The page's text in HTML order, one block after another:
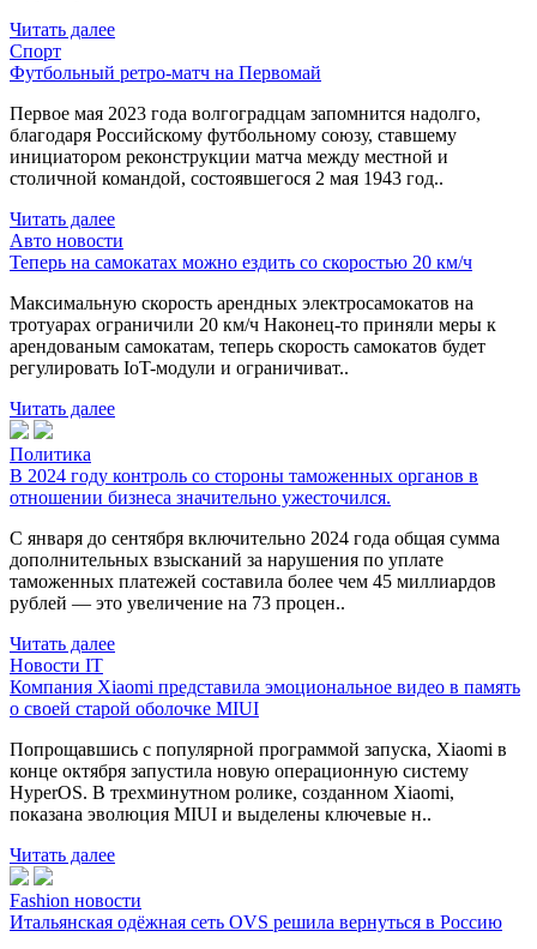
Читать далее
Спорт
Футбольный ретро-матч на Первомай
Первое мая 2023 года волгоградцам запомнится надолго,
благодаря Российскому футбольному союзу, ставшему
инициатором реконструкции матча между местной и
столичной командой, состоявшегося 2 мая 1943 год..
Читать далее
Авто новости
Теперь на самокатах можно ездить со скоростью 20 км/ч
Максимальную скорость арендных электросамокатов на
тротуарах ограничили 20 км/ч Наконец-то приняли меры к
арендованым самокатам, теперь скорость самокатов будет
регулировать IoT-модули и ограничиват..
Читать далее
Политика
В 2024 году контроль со стороны таможенных органов в
отношении бизнеса значительно ужесточился.
С января до сентября включительно 2024 года общая сумма
дополнительных взысканий за нарушения по уплате
таможенных платежей составила более чем 45 миллиардов
рублей — это увеличение на 73 процен..
Читать далее
Новости IT
Компания Xiaomi представила эмоциональное видео в память
о своей старой оболочке MIUI
Попрощавшись с популярной программой запуска, Xiaomi в
конце октября запустила новую операционную систему
HyperOS. В трехминутном ролике, созданном Xiaomi,
показана эволюция MIUI и выделены ключевые н..
Читать далее
Fashion новости
Итальянская одёжная сеть OVS решила вернуться в Россию